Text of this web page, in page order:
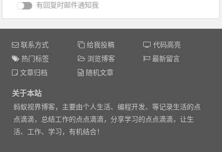
有回复时邮件通知我
联系方式 给我投稿
代码高亮
热门标签
浏览博客
最新留言
文章归档
随机文章
关于本站
蚂蚁视界博客，主要由个人生活、编程开发、等记录生活的点
点滴滴，总结工作的点点滴滴，分享学习的点点滴滴，让生
活、工作、学习，有机结合！